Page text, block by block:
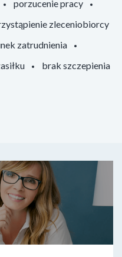
porzucenie pracy
zleceniobiorcy
zatrudnienia
brak szczepienia